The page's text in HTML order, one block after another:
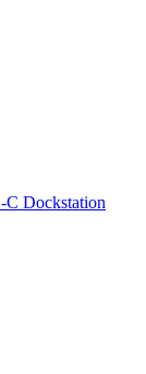
Dockstation